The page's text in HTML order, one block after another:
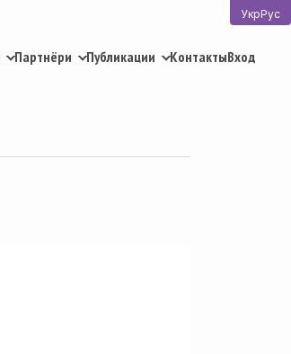
Партнёри Публикации КонтактыВход
УкрРус